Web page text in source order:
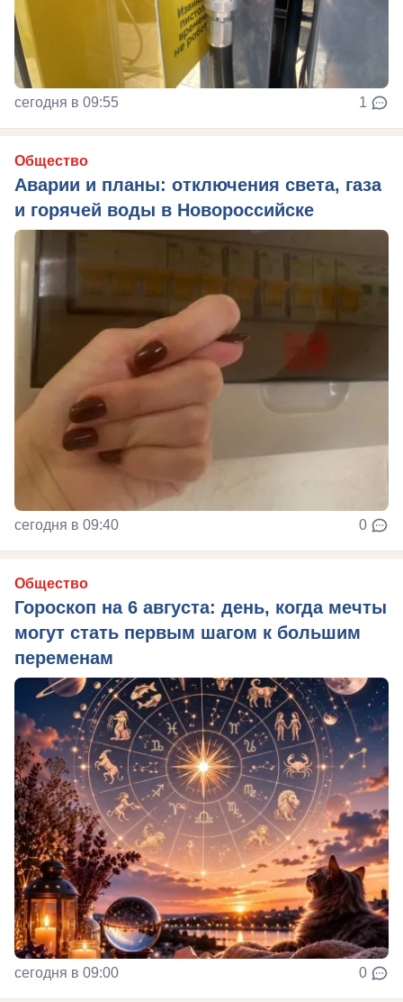
сегодня в 09:55 1
Общество
Аварии и планы: отключения света, газа
и горячей воды в Новороссийске
сегодня в 09:40 0
Общество
Гороскоп на 6 августа: день, когда мечты
могут стать первым шагом к большим
переменам
сегодня в 09:00 0